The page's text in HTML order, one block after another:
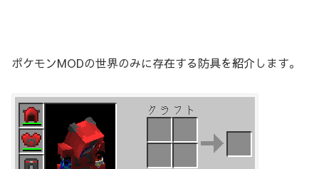
ポケモンMODの世界のみに存在する防具を紹介します。